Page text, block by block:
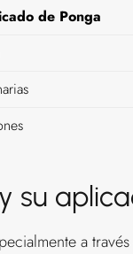
de Ponga
su
a